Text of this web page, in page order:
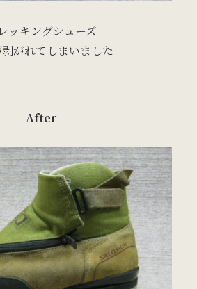
ッキングシューズ
がれてしまいました
After